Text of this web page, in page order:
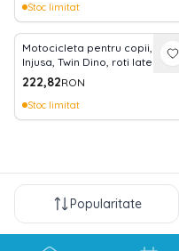
Stoc limitat
Motocicleta pentru copii,
Injusa, Twin Dino, roti late din
plastic, 18 luni+
222,82RON
Stoc limitat
Popularitate